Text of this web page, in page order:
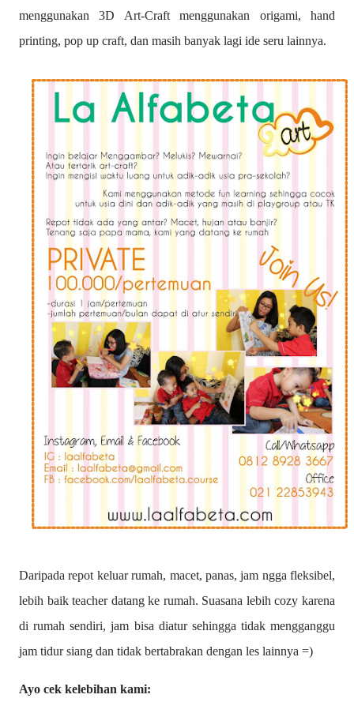
menggunakan 3D Art-Craft menggunakan origami, hand
printing, pop up craft, dan masih banyak lagi ide seru lainnya.
Daripada repot keluar rumah, macet, panas, jam ngga fleksibel,
lebih baik teacher datang ke rumah. Suasana lebih cozy karena
di rumah sendiri, jam bisa diatur sehingga tidak mengganggu
jam tidur siang dan tidak bertabrakan dengan les lainnya =)
Ayo cek kelebihan kami: